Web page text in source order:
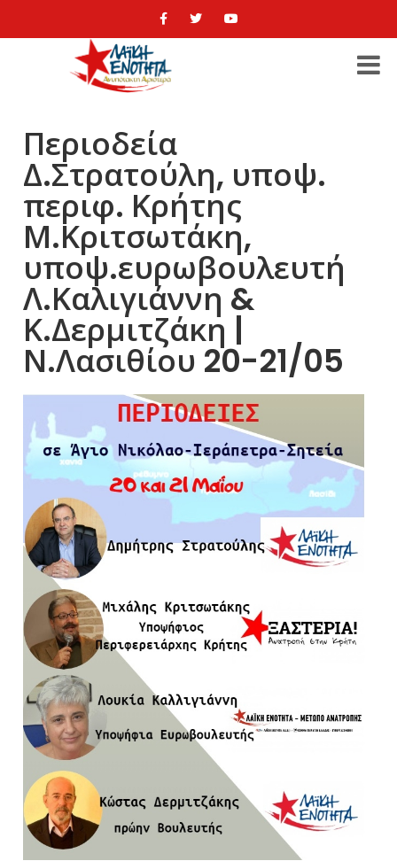
Περιοδεία
Δ.Στρατούλη, υποψ.
περιφ. Κρήτης
Μ.Κριτσωτάκη,
υποψ.ευρωβουλευτή
Λ.Καλιγιάννη &
Κ.Δερμιτζάκη |
Ν.Λασιθίου 20-21/05